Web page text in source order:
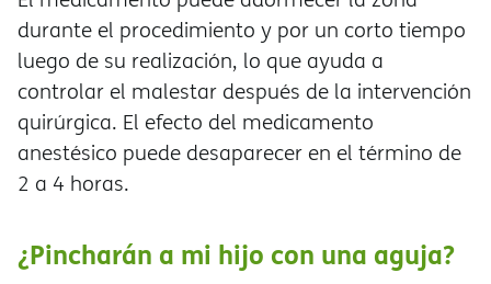
durante el procedimiento y por un corto tiempo
luego de su realización, lo que ayuda a
controlar el malestar después de la intervención
quirúrgica. El efecto del medicamento
anestésico puede desaparecer en el término de
2 a 4 horas.
¿Pincharán a mi hijo con una aguja?